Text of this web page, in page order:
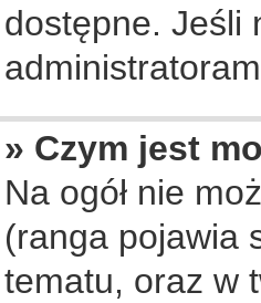
dostępne. Jeśli
» Czym jest
Na ogół nie
(ranga pojawia
tematu, oraz w